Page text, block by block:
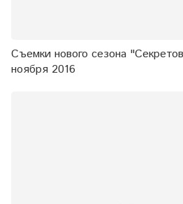
Съемки нового сезона
ноября 2016